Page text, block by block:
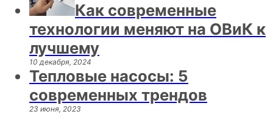
Как современные
технологии меняют на ОВиК к
лучшему
10 декабря, 2024
Тепловые насосы: 5
современных трендов
23 июня, 2023